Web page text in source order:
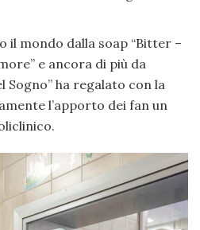
il mondo dalla soap “Bitter –
e ancora di più da
Sogno” ha regalato con la
l’apporto dei fan un